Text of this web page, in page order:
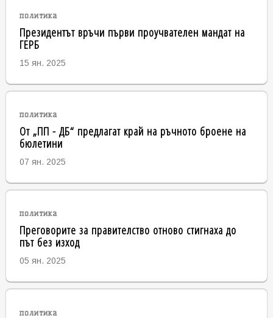
политика
Президентът връчи първи проучвателен мандат на
ГЕРБ
15 ян. 2025
политика
От „ПП - ДБ“ предлагат край на ръчното броене на
бюлетини
07 ян. 2025
политика
Преговорите за правителство отново стигнаха до
път без изход
05 ян. 2025
политика